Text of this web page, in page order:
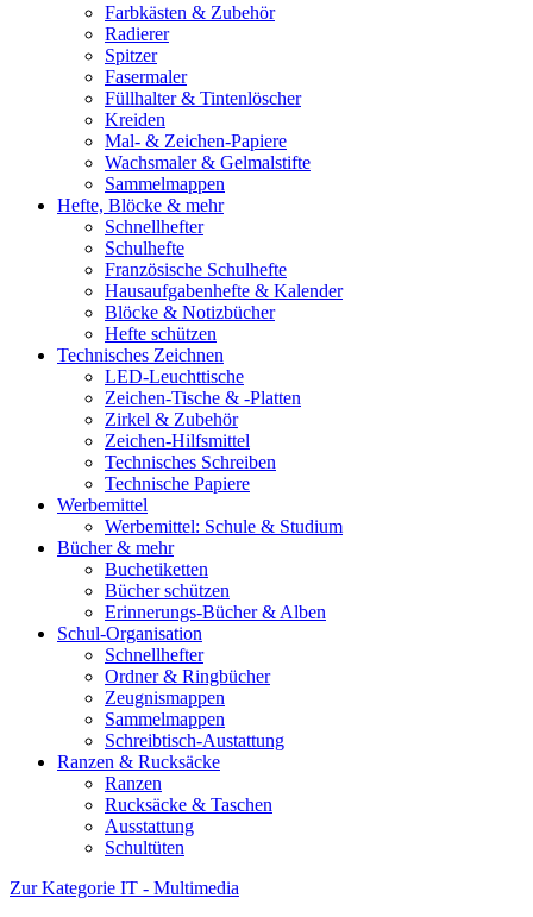
Farbkästen & Zubehör
Radierer
Spitzer
Fasermaler
Füllhalter & Tintenlöscher
Kreiden
Mal- & Zeichen-Papiere
Wachsmaler & Gelmalstifte
Sammelmappen
Hefte, Blöcke & mehr
Schnellhefter
Schulhefte
Französische Schulhefte
Hausaufgabenhefte & Kalender
Blöcke & Notizbücher
Hefte schützen
Technisches Zeichnen
LED-Leuchttische
Zeichen-Tische & -Platten
Zirkel & Zubehör
Zeichen-Hilfsmittel
Technisches Schreiben
Technische Papiere
Werbemittel
Werbemittel: Schule & Studium
Bücher & mehr
Buchetiketten
Bücher schützen
Erinnerungs-Bücher & Alben
Schul-Organisation
Schnellhefter
Ordner & Ringbücher
Zeugnismappen
Sammelmappen
Schreibtisch-Austattung
Ranzen & Rucksäcke
Ranzen
Rucksäcke & Taschen
Ausstattung
Schultüten
Zur Kategorie IT - Multimedia